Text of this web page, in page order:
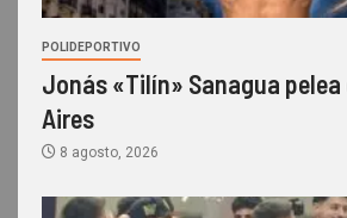
POLIDEPORTIVO
Jonás «Tilín» Sanagua pelea
Aires
8 agosto, 2026